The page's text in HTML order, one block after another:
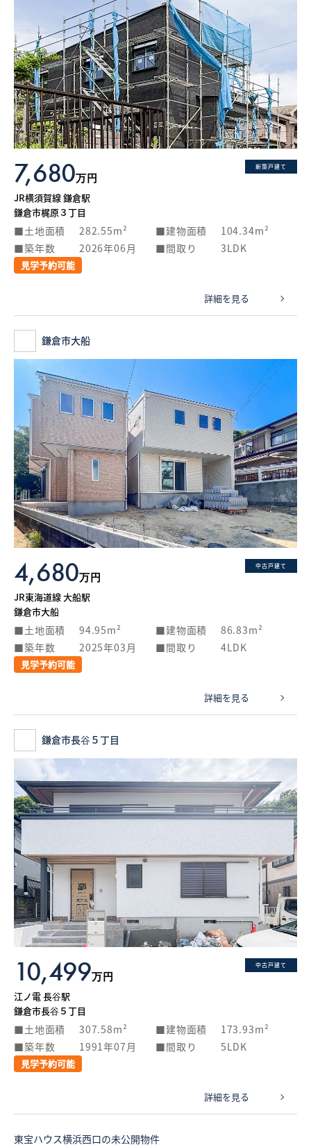
新築戸建て
7,680万円
JR横須賀線 鎌倉駅
鎌倉市梶原３丁目
土地面積 282.55m² 建物面積
104.34m²
築年数
2026年06月 間取り 3LDK
見学予約可能
詳細を見る
鎌倉市大船
中古戸建て
4,680万円
JR東海道線 大船駅
鎌倉市大船
土地面積 94.95m² 建物面積
86.83m²
築年数
2025年03月 間取り 4LDK
見学予約可能
詳細を見る
鎌倉市長谷５丁目
中古戸建て
10,499万円
江ノ電 長谷駅
鎌倉市長谷５丁目
土地面積 307.58m² 建物面積
173.93m²
築年数
1991年07月 間取り 5LDK
見学予約可能
詳細を見る
東宝ハウス横浜西口の未公開物件